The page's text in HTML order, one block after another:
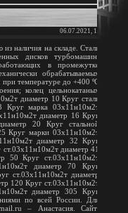
06.07.2021, 17:36
наличия на складе. Сталь
дисков турбомашин,
в промежутке
обрабатываемых
температуре до +400 ºС
колец цельнокатаных
диаметр 10 Круг сталь
Круг марка 03х11н10м2т
диаметр 16 Круг
20 Круг стальной
Круг марки 03х11н10м2т
диаметр 32 Круг
диаметр 41
50 Круг ст.03х11н10м2т
диаметр 70 Круг
ст.03х11н10м2т диаметр
120 Круг ст.03х11н10м2т
диаметр 305 Круг
по всей России. Для
– Анастасия. Сайт: